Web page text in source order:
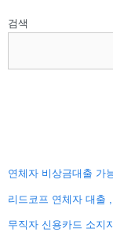
검색
연체자 비상금대출 가
리드코프 연체자 대출
무직자 신용카드 소지